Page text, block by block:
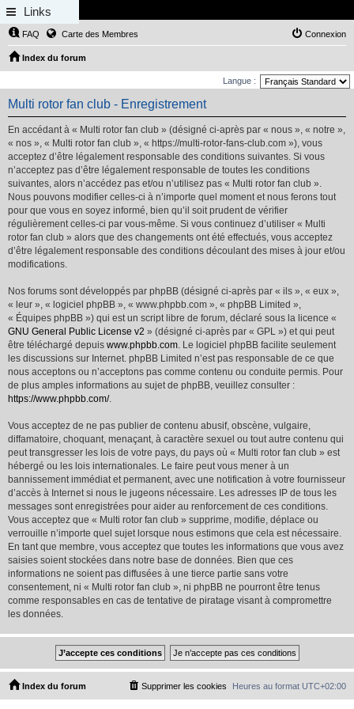
Links
FAQ Carte des Membres Connexion
Index du forum
Langue :
Multi rotor fan club - Enregistrement
En accédant à « Multi rotor fan club » (désigné ci-après par « nous », « notre »,
« nos », « Multi rotor fan club », « https://multi-rotor-fans-club.com »), vous
acceptez d’être légalement responsable des conditions suivantes. Si vous
n’acceptez pas d’être légalement responsable de toutes les conditions
suivantes, alors n’accédez pas et/ou n’utilisez pas « Multi rotor fan club ».
Nous pouvons modifier celles-ci à n’importe quel moment et nous ferons tout
pour que vous en soyez informé, bien qu’il soit prudent de vérifier
régulièrement celles-ci par vous-même. Si vous continuez d’utiliser « Multi
rotor fan club » alors que des changements ont été effectués, vous acceptez
d’être légalement responsable des conditions découlant des mises à jour et/ou
modifications.
Nos forums sont développés par phpBB (désigné ci-après par « ils », « eux »,
« leur », « logiciel phpBB », « www.phpbb.com », « phpBB Limited »,
« Équipes phpBB ») qui est un script libre de forum, déclaré sous la licence «
GNU General Public License v2 » (désigné ci-après par « GPL ») et qui peut
être téléchargé depuis www.phpbb.com. Le logiciel phpBB facilite seulement
les discussions sur Internet. phpBB Limited n’est pas responsable de ce que
nous acceptons ou n’acceptons pas comme contenu ou conduite permis. Pour
de plus amples informations au sujet de phpBB, veuillez consulter :
https://www.phpbb.com/.
Vous acceptez de ne pas publier de contenu abusif, obscène, vulgaire,
diffamatoire, choquant, menaçant, à caractère sexuel ou tout autre contenu qui
peut transgresser les lois de votre pays, du pays où « Multi rotor fan club » est
hébergé ou les lois internationales. Le faire peut vous mener à un
bannissement immédiat et permanent, avec une notification à votre fournisseur
d’accès à Internet si nous le jugeons nécessaire. Les adresses IP de tous les
messages sont enregistrées pour aider au renforcement de ces conditions.
Vous acceptez que « Multi rotor fan club » supprime, modifie, déplace ou
verrouille n’importe quel sujet lorsque nous estimons que cela est nécessaire.
En tant que membre, vous acceptez que toutes les informations que vous avez
saisies soient stockées dans notre base de données. Bien que ces
informations ne soient pas diffusées à une tierce partie sans votre
consentement, ni « Multi rotor fan club », ni phpBB ne pourront être tenus
comme responsables en cas de tentative de piratage visant à compromettre
les données.
Index du forum Heures au format UTC+02:00
Supprimer les cookies